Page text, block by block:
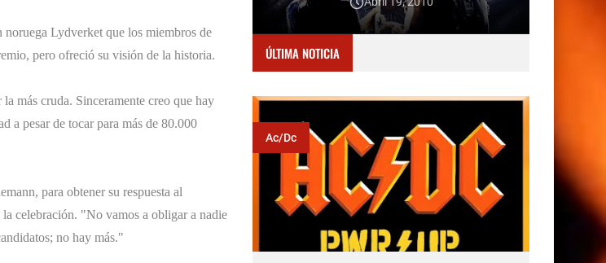
Lydverket que los miembros de
pero ofreció su visión de la historia.
más cruda. Sinceramente creo que hay
a pesar de tocar para más de 80.000
para obtener su respuesta al
celebración. "No vamos a obligar a nadie
no hay más."
ÚLTIMA NOTICIA
Ac/dc